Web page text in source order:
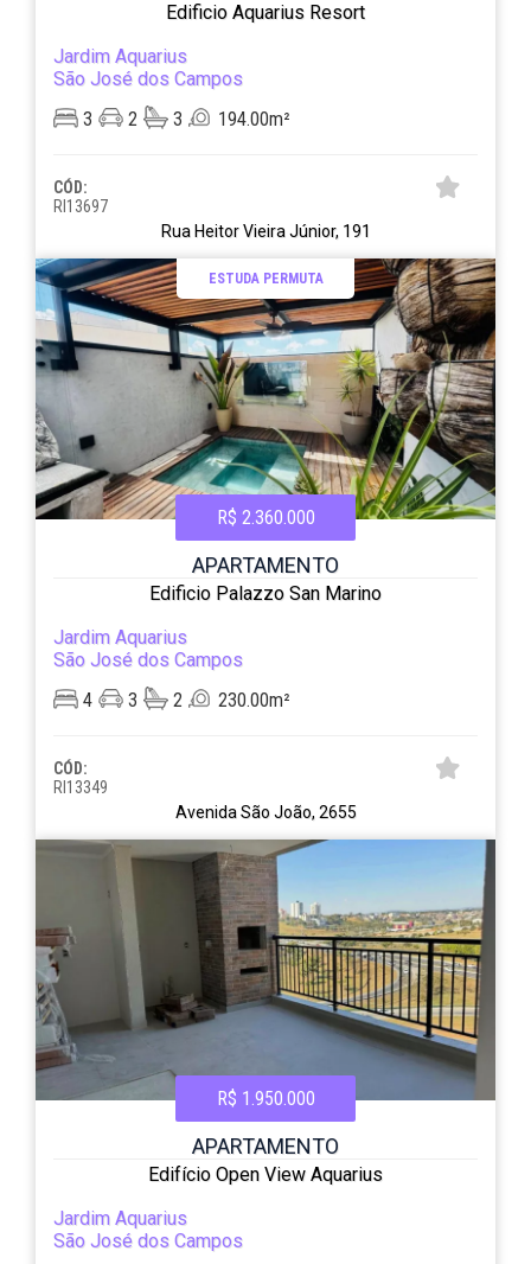
Edificio Aquarius Resort
Jardim Aquarius
São José dos Campos
3
2 3 194.00m²
CÓD:
RI13697
Rua Heitor Vieira Júnior, 191
ESTUDA PERMUTA
R$ 2.360.000
APARTAMENTO
Edificio Palazzo San Marino
Jardim Aquarius
São José dos Campos
4
3 2 230.00m²
CÓD:
RI13349
Avenida São João, 2655
R$ 1.950.000
APARTAMENTO
Edifício Open View Aquarius
Jardim Aquarius
São José dos Campos